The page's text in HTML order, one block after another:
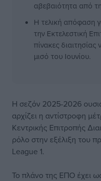
αβεβαιότητα από
Η τελική απόφαση
την Εκτελεστική
πίνακες
μισό του Ιουνίου.
Η σεζόν 2025-2026
αρχίζει η αντίστροφη
Κεντρικής Επιτροπής
ρόλο στην εξέλιξη του
League 1.
Το πλάνο της ΕΠΟ έχει